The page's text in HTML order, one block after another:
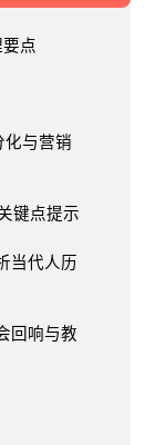
、泰国的商
额同比增
口味上，
功口味。
数据显
比减少，
数据显
搜索周同
4月9日才
全国游客
、杭州和
也令高速
点
化与营销
键点提示
当代人历
回响与教